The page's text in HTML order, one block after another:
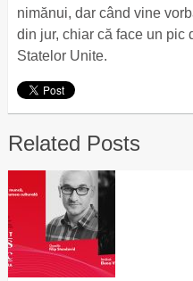
nimănui, dar când vine
din jur, chiar că face un pic
Statelor Unite.
Related Posts